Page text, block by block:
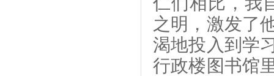
之明，激发了
渴地投入到学
行政楼图书馆